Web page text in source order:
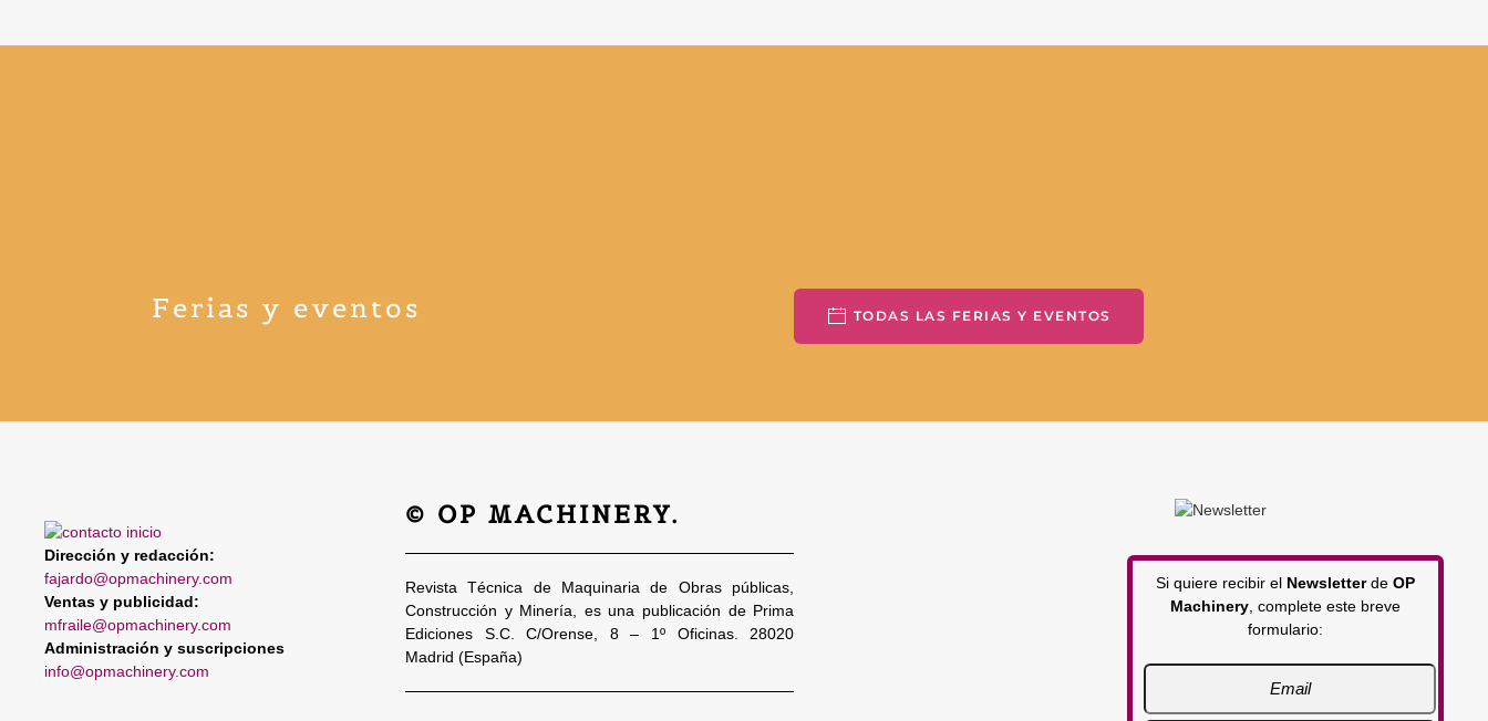
Ferias y eventos TODAS LAS FERIAS Y EVENTOS
Dirección y redacción:
fajardo@opmachinery.com
Ventas y publicidad:
mfraile@opmachinery.com
Administración y suscripciones
info@opmachinery.com
© OP MACHINERY.
Revista Técnica de Maquinaria de Obras públicas,
Construcción y Minería, es una publicación de Prima
Ediciones S.C. C/Orense, 8 – 1º Oficinas. 28020
Madrid (España)
Si quiere recibir el Newsletterde OP
Machinery , complete este breve
formulario: